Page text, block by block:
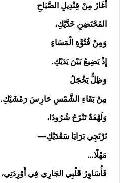
أَغَارُ مِنْ قِنْدِيلِ الصَّبَاحِ
المُحْتَضِنِ خَدَّيْكِ،
وَمِنْ فُتُوَّةِ الْمَسَاءِ
إِذْ يَضِيعُ بَيْنَ يَدَيْكِ.
وَظِلٌّ يَخْجَلُ
مِنْ بَقَاءِ الشَّمْسِ حَارِسَ رَمْشَيْكِ.
وَلَهْفَةٌ تَنْزَحُ شُرُودًا،
تَرْتَجِي بَرَايَا سَعْدَيْكِ—
مَهْلًا…
فَأُسَاوِرُ قَلْبِي الجَارِي فِي أَوْرِدَتِي،